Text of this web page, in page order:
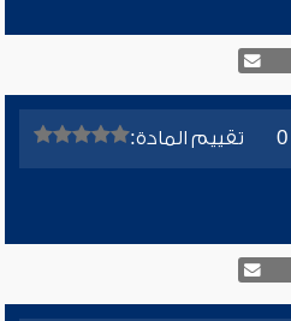
تقييم المادة: